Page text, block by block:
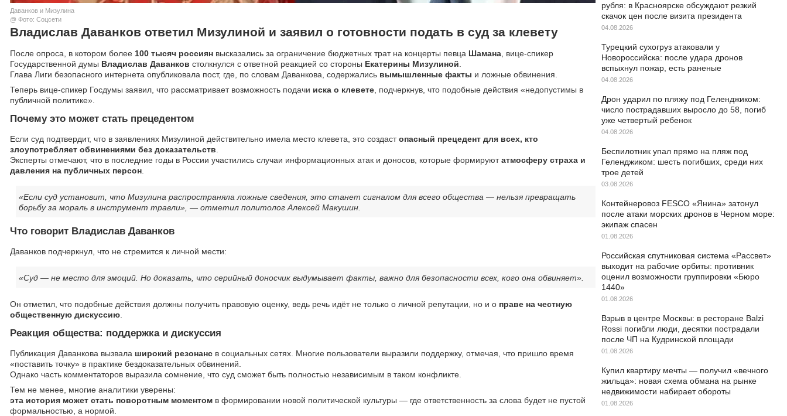
Даванков и Мизулина
@ Фото: Соцсети
Владислав Даванков ответил Мизулиной и заявил о готовности подать в суд за клевету
После опроса, в котором более 100 тысяч россиян высказались за ограничение бюджетных трат на концерты певца Шамана , вице-спикер
Государственной думы Владислав Даванков столкнулся с ответной реакцией со стороны Екатерины Мизулиной
Глава Лиги безопасного интернета опубликовала пост, где, по словам Даванкова, содержались вымышленные факты и ложные обвинения.
Теперь вице-спикер Госдумы заявил, что рассматривает возможность подачи иска о клевете , подчеркнув, что подобные действия «недопустимы в
публичной политике».
Почему это может стать прецедентом
Если суд подтвердит, что в заявлениях Мизулиной действительно имела место клевета, это создастопасный прецедент для всех, кто
злоупотребляет обвинениями без доказательств
Эксперты отмечают, что в последние годы в России участились случаи информационных атак и доносов, которые формируютатмосферу страха и
давления на публичных персон
«Если суд установит, что Мизулина распространяла ложные сведения, это станет сигналом для всего общества — нельзя превращать
борьбу за мораль в инструмент травли», — отметил политолог Алексей Макушин.
Что говорит Владислав Даванков
Даванков подчеркнул, что не стремится к личной мести:
«Суд — не место для эмоций. Но доказать, что серийный доносчик выдумывает факты, важно для безопасности всех, кого она обвиняет».
Он отметил, что подобные действия должны получить правовую оценку, ведь речь идёт не только о личной репутации, но и о праве на честную
общественную дискуссию
Реакция общества: поддержка и дискуссия
Публикация Даванкова вызвала широкий резонанс в социальных сетях. Многие пользователи выразили поддержку, отмечая, что пришло время
«поставить точку» в практике бездоказательных обвинений.
Однако часть комментаторов выразила сомнение, что суд сможет быть полностью независимым в таком конфликте.
Тем не менее, многие аналитики уверены:
эта история может стать поворотным моментом в формировании новой политической культуры — где ответственность за слова будет не пустой
формальностью, а нормой.
рубля: в Красноярске обсуждают резкий
скачок цен после визита президента
04.08.2026
Турецкий сухогруз атаковали у
Новороссийска: после удара дронов
вспыхнул пожар, есть раненые
04.08.2026
Дрон ударил по пляжу под Геленджиком:
число пострадавших выросло до 58, погиб
уже четвертый ребенок
04.08.2026
Беспилотник упал прямо на пляж под
Геленджиком: шесть погибших, среди них
трое детей
03.08.2026
Контейнеровоз FESCO «Янина» затонул
после атаки морских дронов в Черном море:
экипаж спасен
01.08.2026
Российская спутниковая система «Рассвет»
выходит на рабочие орбиты: противник
оценил возможности группировки «Бюро
1440»
01.08.2026
Взрыв в центре Москвы: в ресторане Balzi
Rossi погибли люди, десятки пострадали
после ЧП на Кудринской площади
01.08.2026
Купил квартиру мечты — получил «вечного
жильца»: новая схема обмана на рынке
недвижимости набирает обороты
01.08.2026